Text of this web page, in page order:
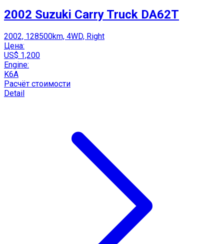
2002 Suzuki Carry Truck DA62T
2002, 128500km, 4WD, Right
Цена:
US$ 1,200
Engine:
K6A
Расчёт стоимости
Detail